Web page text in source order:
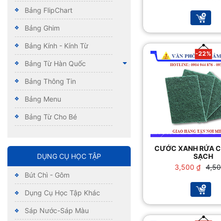
Bảng FlipChart
Bảng Ghim
Bảng Kính - Kính Từ
Bảng Từ Hàn Quốc
Bảng Thông Tin
Bảng Menu
Bảng Từ Cho Bé
DỤNG CỤ HỌC TẬP
Bút Chì - Gôm
Dụng Cụ Học Tập Khác
Sáp Nước-Sáp Màu
là:
tại
là:
-22%
CƯỚC XANH RỬA
SẠCH
Giá
là:
4,500
3,500 ₫ Giá
tại
là: